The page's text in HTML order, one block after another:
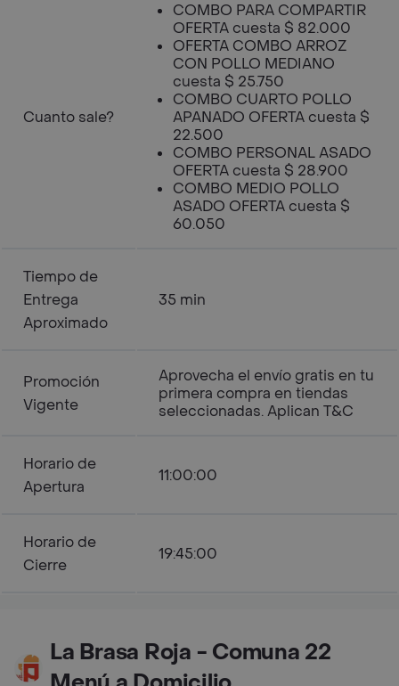
Cuanto sale?
COMBO PARA COMPARTIR
OFERTA cuesta $ 82.000
OFERTA COMBO ARROZ
CON POLLO MEDIANO
cuesta $ 25.750
COMBO CUARTO POLLO
APANADO OFERTA cuesta $
22.500
COMBO PERSONAL ASADO
OFERTA cuesta $ 28.900
COMBO MEDIO POLLO
ASADO OFERTA cuesta $
60.050
Tiempo de
Entrega
Aproximado
35 min
Promoción
Vigente
Aprovecha el envío gratis en tu
primera compra en tiendas
seleccionadas. Aplican T&C
Horario de
Apertura
11:00:00
Horario de
Cierre
19:45:00
La Brasa Roja - Comuna 22